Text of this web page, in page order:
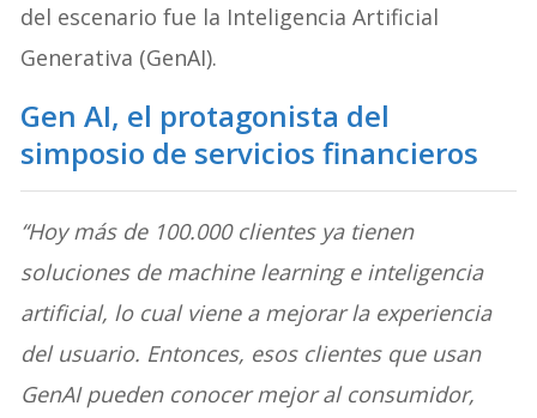
del escenario fue la Inteligencia Artificial
Generativa (GenAI).
Gen AI, el protagonista del
simposio de servicios financieros
“Hoy más de 100.000 clientes ya tienen
soluciones de machine learning e inteligencia
artificial, lo cual viene a mejorar la experiencia
del usuario. Entonces, esos clientes que usan
GenAI pueden conocer mejor al consumidor,